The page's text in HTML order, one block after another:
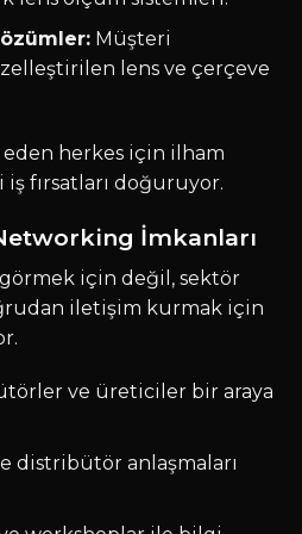
Müşteri
lens ve çerçeve
herkes için ilham
iş fırsatları doğuruyor.
İmkanları
için değil, sektör
iletişim kurmak için
ve üreticiler bir araya
distribütör anlaşmaları